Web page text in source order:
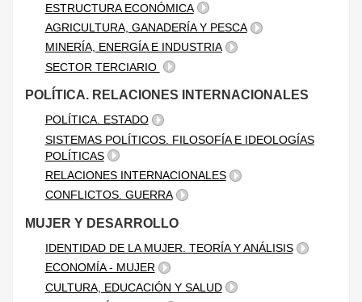
ESTRUCTURA ECONÓMICA
AGRICULTURA, GANADERÍA Y PESCA
MINERÍA, ENERGÍA E INDUSTRIA
SECTOR TERCIARIO
POLÍTICA. RELACIONES INTERNACIONALES
POLÍTICA. ESTADO
SISTEMAS POLÍTICOS. FILOSOFÍA E IDEOLOGÍAS
POLÍTICAS
RELACIONES INTERNACIONALES
CONFLICTOS. GUERRA
MUJER Y DESARROLLO
IDENTIDAD DE LA MUJER. TEORÍA Y ANÁLISIS
ECONOMÍA - MUJER
CULTURA, EDUCACIÓN Y SALUD